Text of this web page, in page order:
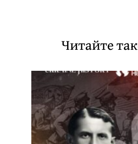
Читайте